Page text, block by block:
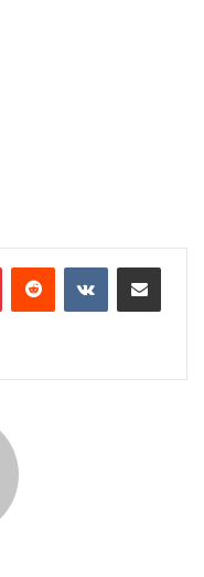
PinterestReddit VKontakteE-Posta ile paylaş